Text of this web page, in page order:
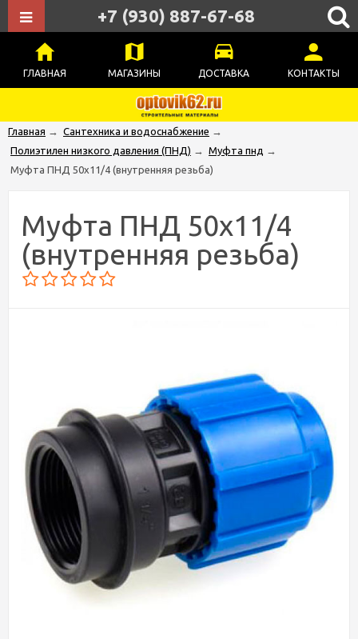
ГЛАВНАЯ МАГАЗИНЫ ДОСТАВКА КОНТАКТЫ
+7 (930) 887-67-68
Главная → Сантехника и водоснабжение →
Полиэтилен низкого давления (ПНД) → Муфта пнд →
Муфта ПНД 50х11/4 (внутренняя резьба)
Муфта ПНД 50х11/4
(внутренняя резьба)